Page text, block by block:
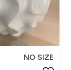
NO SIZE